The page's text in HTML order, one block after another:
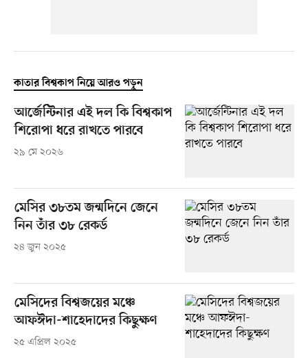
কাতার বিশ্বকাপ নিয়ে আরও পড়ুন
আর্জেন্টিনার এই দল কি বিশ্বকাপ
শিরোপা ধরে রাখতে পারবে
২৯ মে ২০২৬
মেসির ৩৮তম জন্মদিনে জেনে
নিন তাঁর ৩৮ রেকর্ড
২৪ জুন ২০২৫
মেসিদের বিশ্বজয়ের মঞ্চে
আফঈদা-শাহেদাদের কিছুক্ষণ
২৫ এপ্রিল ২০২৫